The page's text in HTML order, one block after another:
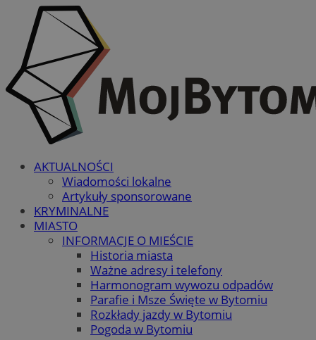
AKTUALNOŚCI
Wiadomości lokalne
Artykuły sponsorowane
KRYMINALNE
MIASTO
INFORMACJE O MIEŚCIE
Historia miasta
Ważne adresy i telefony
Harmonogram wywozu odpadów
Parafie i Msze Święte w Bytomiu
Rozkłady jazdy w Bytomiu
Pogoda w Bytomiu